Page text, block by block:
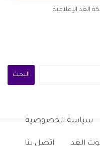
الإعلامية
البحث
سياسة الخصوصية
الغد اتصل بنا